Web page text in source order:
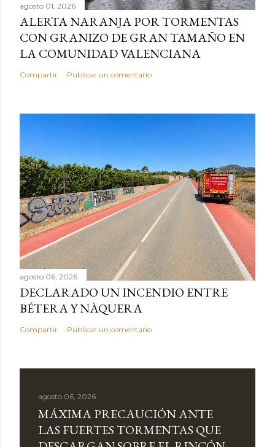
agosto 01, 2026
ALERTA NARANJA POR TORMENTAS
CON GRANIZO DE GRAN TAMAÑO EN
LA COMUNIDAD VALENCIANA
Compartir Publicar un comentario
agosto 06, 2026
DECLARADO UN INCENDIO ENTRE
BÉTERA Y NÀQUERA
Compartir Publicar un comentario
agosto 06, 2026
MÁXIMA PRECAUCIÓN ANTE
LAS FUERTES TORMENTAS QUE